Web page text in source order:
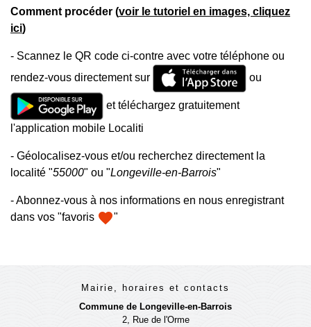
Comment procéder (voir le tutoriel en images, cliquez
ici)
- Scannez le QR code ci-contre avec votre téléphone ou
rendez-vous directement sur
ou
et téléchargez gratuitement
l'application mobile Localiti
- Géolocalisez-vous et/ou recherchez directement la
localité "55000" ou "Longeville-en-Barrois"
- Abonnez-vous à nos informations en nous enregistrant
dans vos "favoris favorite"
Mairie, horaires et contacts
Commune de Longeville-en-Barrois
2, Rue de l'Orme